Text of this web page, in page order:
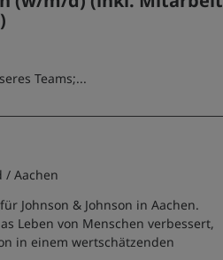
Teams;...
/ Aachen
Johnson & Johnson in Aachen.
Leben von Menschen verbessert,
in einem wertschätzenden